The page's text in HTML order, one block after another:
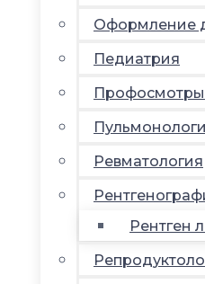
Оформление
Педиатрия
Профосмотры
Ревматология
Рентген